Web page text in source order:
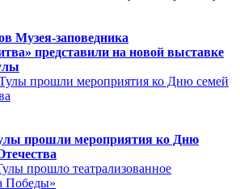
Музея-заповедника
представили на новой выставке
прошли мероприятия ко Дню